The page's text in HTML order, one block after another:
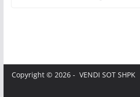
Copyright © 2026 - VENDI SOT SHPK